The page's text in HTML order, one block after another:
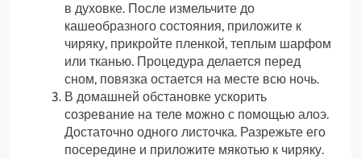
в духовке. После измельчите до
кашеобразного состояния, приложите к
чиряку, прикройте пленкой, теплым шарфом
или тканью. Процедура делается перед
сном, повязка остается на месте всю ночь.
В домашней обстановке ускорить
созревание на теле можно с помощью алоэ.
Достаточно одного листочка. Разрежьте его
посередине и приложите мякотью к чиряку.